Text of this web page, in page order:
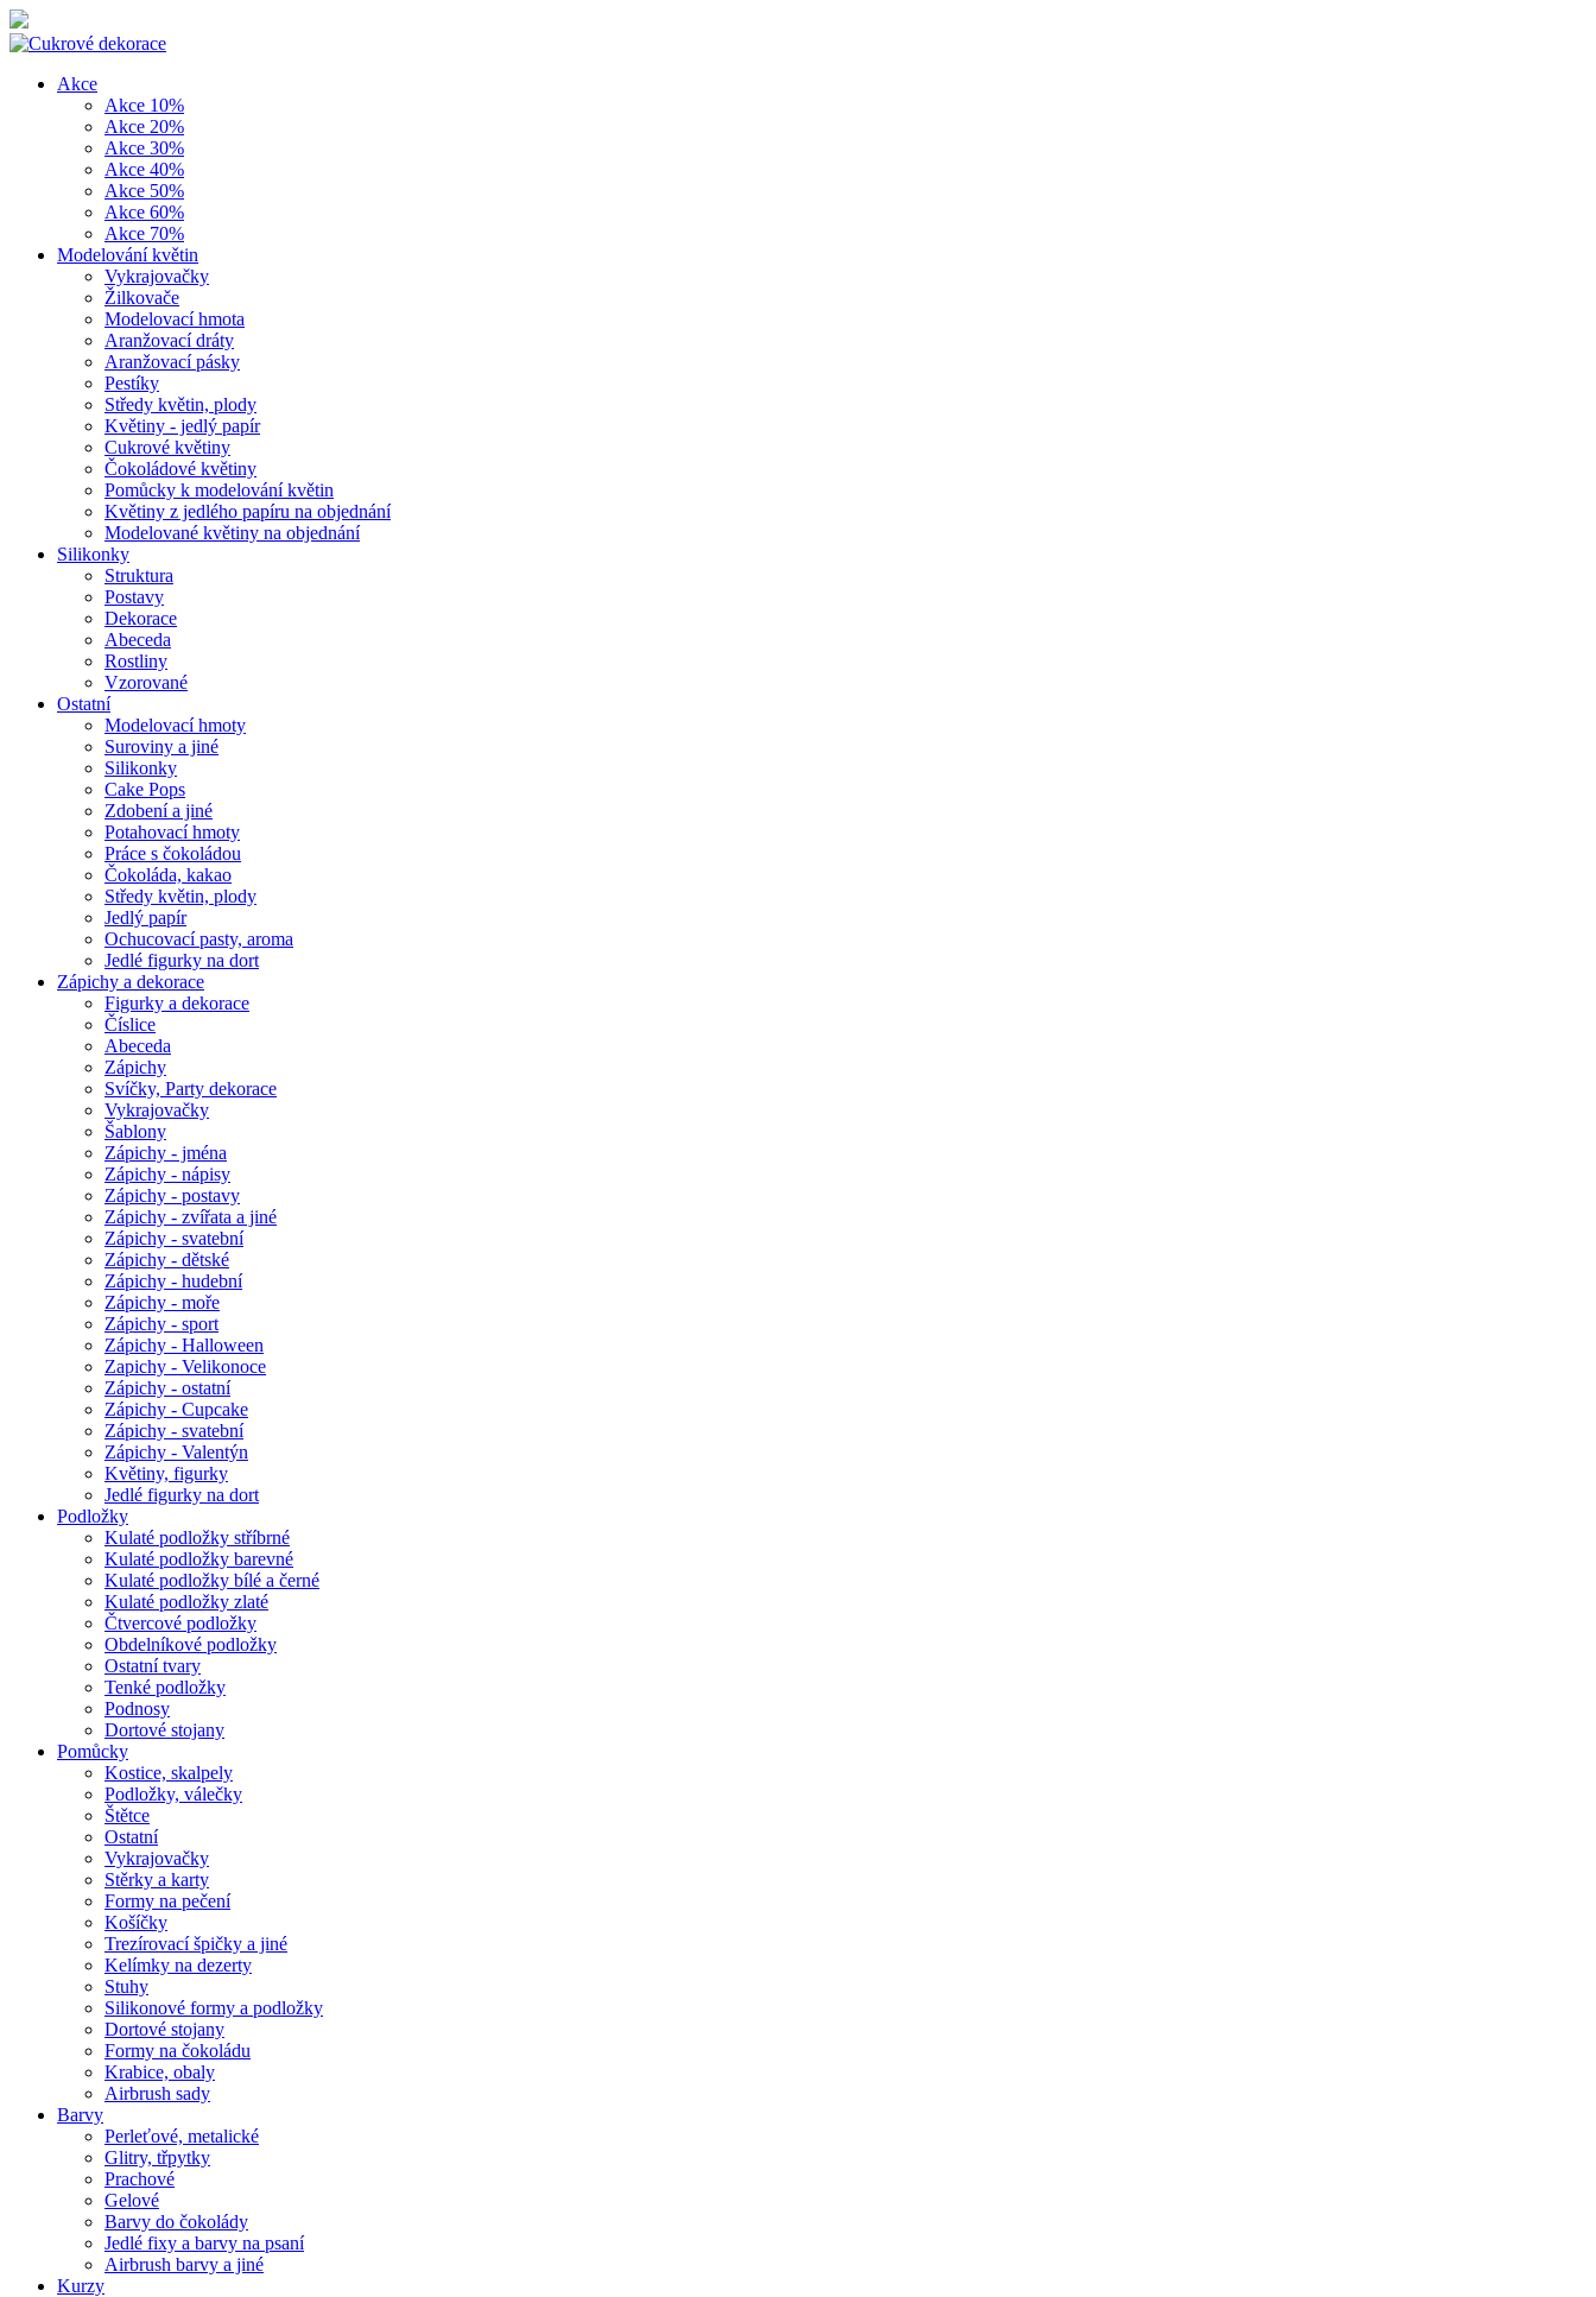
Akce
Akce 10%
Akce 20%
Akce 30%
Akce 40%
Akce 50%
Akce 60%
Akce 70%
Modelování květin
Vykrajovačky
Žilkovače
Modelovací hmota
Aranžovací dráty
Aranžovací pásky
Pestíky
Středy květin, plody
Květiny - jedlý papír
Cukrové květiny
Čokoládové květiny
Pomůcky k modelování květin
Květiny z jedlého papíru na objednání
Modelované květiny na objednání
Silikonky
Struktura
Postavy
Dekorace
Abeceda
Rostliny
Vzorované
Ostatní
Modelovací hmoty
Suroviny a jiné
Silikonky
Cake Pops
Zdobení a jiné
Potahovací hmoty
Práce s čokoládou
Čokoláda, kakao
Středy květin, plody
Jedlý papír
Ochucovací pasty, aroma
Jedlé figurky na dort
Zápichy a dekorace
Figurky a dekorace
Číslice
Abeceda
Zápichy
Svíčky, Party dekorace
Vykrajovačky
Šablony
Zápichy - jména
Zápichy - nápisy
Zápichy - postavy
Zápichy - zvířata a jiné
Zápichy - svatební
Zápichy - dětské
Zápichy - hudební
Zápichy - moře
Zápichy - sport
Zápichy - Halloween
Zapichy - Velikonoce
Zápichy - ostatní
Zápichy - Cupcake
Zápichy - svatební
Zápichy - Valentýn
Květiny, figurky
Jedlé figurky na dort
Podložky
Kulaté podložky stříbrné
Kulaté podložky barevné
Kulaté podložky bílé a černé
Kulaté podložky zlaté
Čtvercové podložky
Obdelníkové podložky
Ostatní tvary
Tenké podložky
Podnosy
Dortové stojany
Pomůcky
Kostice, skalpely
Podložky, válečky
Štětce
Ostatní
Vykrajovačky
Stěrky a karty
Formy na pečení
Košíčky
Trezírovací špičky a jiné
Kelímky na dezerty
Stuhy
Silikonové formy a podložky
Dortové stojany
Formy na čokoládu
Krabice, obaly
Airbrush sady
Barvy
Perleťové, metalické
Glitry, třpytky
Prachové
Gelové
Barvy do čokolády
Jedlé fixy a barvy na psaní
Airbrush barvy a jiné
Kurzy